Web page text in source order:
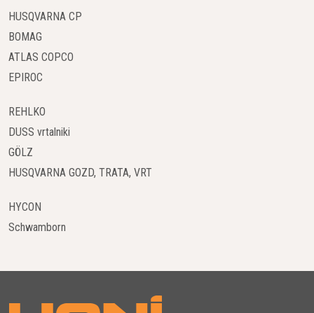
HUSQVARNA CP
BOMAG
ATLAS COPCO
EPIROC
REHLKO
DUSS vrtalniki
GÖLZ
HUSQVARNA GOZD, TRATA, VRT
HYCON
Schwamborn